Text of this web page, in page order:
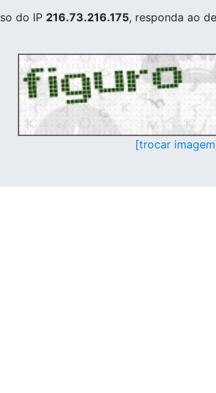
do IP 216.73.216.175, responda ao
[trocar